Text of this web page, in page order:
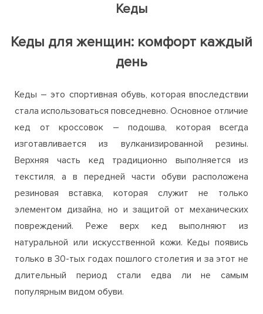
Кеды
Кеды для женщин: комфорт каждый
день
Кеды – это спортивная обувь, которая впоследствии
стала использоваться повседневно. Основное отличие
кед от кроссовок – подошва, которая всегда
изготавливается из вулканизированной резины.
Верхняя часть кед традиционно выполняется из
текстиля, а в передней части обуви расположена
резиновая вставка, которая служит не только
элементом дизайна, но и защитой от механических
повреждений. Реже верх кед выполняют из
натуральной или искусственной кожи. Кеды появись
только в 30-тых годах пошлого столетия и за этот не
длительный период стали едва ли не самым
популярным видом обуви.